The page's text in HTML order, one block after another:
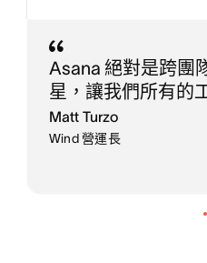
Asana 絕對是跨團
星，讓我們所有的
Matt Turzo
Wind 營運長